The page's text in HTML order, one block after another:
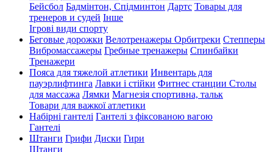
Бейсбол Бадмінтон, Спідминтон Дартс Товары для
тренеров и судей Інше
Ігрові види спорту
Беговые дорожки Велотренажеры Орбитреки Степперы
Вибромассажеры Гребные тренажеры Спинбайки
Тренажери
Пояса для тяжелой атлетики Инвентарь для
пауэрлифтинга Лавки і стійки Фитнес станции Столы
для массажа Лямки Магнезія спортивна, тальк
Товари для важкої атлетики
Набірні гантелі Гантелі з фіксованою вагою
Гантелі
Штанги Грифи Диски Гири
Штанги